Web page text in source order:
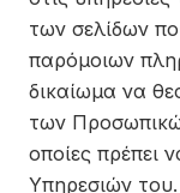
των σελίδων
παρόμοιων
δικαίωμα να
των
οποίες πρέπει
Υπηρεσιών